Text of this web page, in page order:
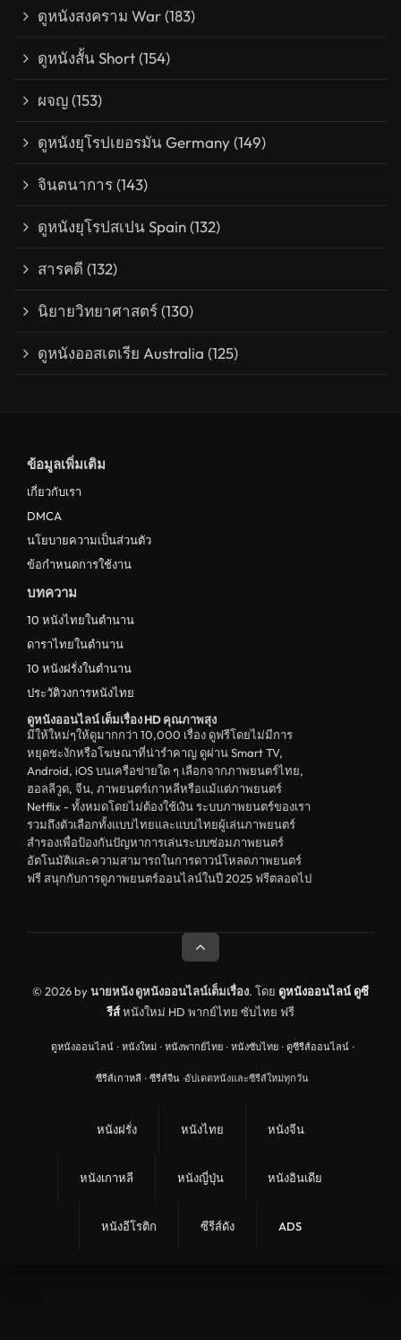
ดูหนังสงคราม War(183)
ดูหนังสั้น Short(154)
ผจญ(153)
ดูหนังยุโรปเยอรมัน Germany(149)
จินตนาการ(143)
ดูหนังยุโรปสเปน Spain(132)
สารคดี (132)
นิยายวิทยาศาสตร์(130)
ดูหนังออสเตเรีย Australia (125)
ข้อมูลเพิ่มเติม
เกี่ยวกับเรา
DMCA
นโยบายความเป็นส่วนตัว
ข้อกำหนดการใช้งาน
บทความ
10 หนังไทยในตำนาน
ดาราไทยในตำนาน
10 หนังฝรั่งในตำนาน
ประวัติวงการหนังไทย
ดูหนังออนไลน์ เต็มเรื่อง HD คุณภาพสุง
มีให้ใหม่ๆให้ดูมากกว่า 10,000 เรื่อง ดูฟรีโดยไม่มีการ
หยุดชะงักหรือโฆษณาที่น่ารำคาญ ดูผ่าน Smart TV,
Android, iOS บนเครือข่ายใด ๆ เลือกจากภาพยนตร์ไทย,
ฮอลลีวูด, จีน, ภาพยนตร์เกาหลีหรือแม้แต่ภาพยนตร์
Netflix - ทั้งหมดโดยไม่ต้องใช้เงิน ระบบภาพยนตร์ของเรา
รวมถึงตัวเลือกทั้งแบบไทยและแบบไทยผู้เล่นภาพยนตร์
สำรองเพื่อป้องกันปัญหาการเล่นระบบซ่อมภาพยนตร์
อัตโนมัติและความสามารถในการดาวน์โหลดภาพยนตร์
ฟรี สนุกกับการดูภาพยนตร์ออนไลน์ในปี 2025 ฟรีตลอดไป
© 2026 byนายหนัง ดูหนังออนไลน์เต็มเรื่อง. โดย ดูหนังออนไลน์ ดูซี
รีส์หนังใหม่ HD พากย์ไทย ซับไทย ฟรี
ดูหนังออนไลน์ · หนังใหม่ · หนังพากย์ไทย · หนังซับไทย · ดูซีรีส์ออนไลน์ ·
ซีรีส์เกาหลี · ซีรีส์จีน ·อัปเดตหนังและซีรีส์ใหม่ทุกวัน
หนังฝรั่ง หนังไทย หนังจีน
หนังเกาหลี หนังญี่ปุ่น หนังอินเดีย
หนังอีโรติก ซีรีส์ดัง ADS